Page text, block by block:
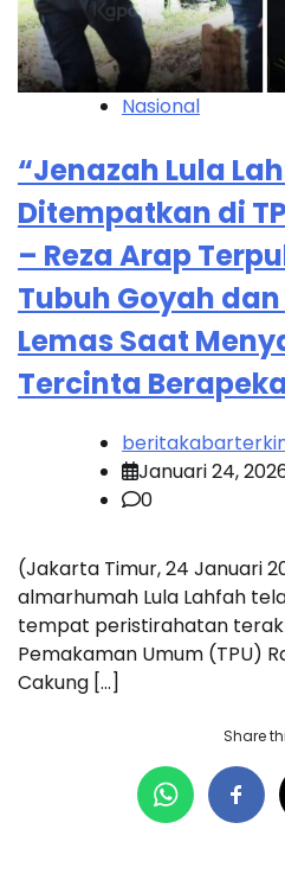
Nasional
“Jenazah Lula
Ditempatkan di
– Reza Arap
Tubuh Goyah
Lemas Saat
Tercinta
Januari 24,
0
(Jakarta Timur, 24 Januari
almarhumah Lula Lahfah
tempat peristirahatan
Pemakaman Umum (TPU)
Cakung […]
Share